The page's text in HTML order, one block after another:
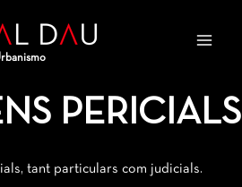
PERICIALS
tant particulars com judicials.